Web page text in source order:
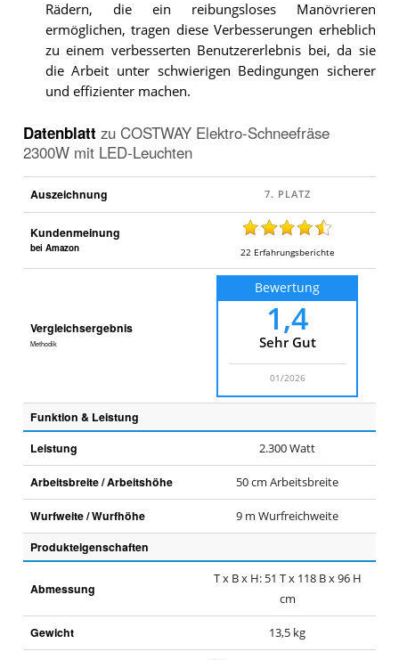
Rädern, die ein reibungsloses Manövrieren
ermöglichen, tragen diese Verbesserungen erheblich
zu einem verbesserten Benutzererlebnis bei, da sie
die Arbeit unter schwierigen Bedingungen sicherer
und effizienter machen.
Datenblatt zu COSTWAY Elektro-Schneefräse
2300W mit LED-Leuchten
Auszeichnung
Kundenmeinung
bei Amazon 22 Erfahrungsberichte
Vergleichsergebnis
Methodik
Bewertung
1,4
Sehr Gut
01/2026
Funktion & Leistung
Leistung
2.300 Watt
Arbeitsbreite / Arbeitshöhe 50 cm Arbeitsbreite
Wurfweite / Wurfhöhe 9 m Wurfreichweite
Produkteigenschaften
Abmessung
T x B x H: 51 T x 118 B x 96 H
cm
Gewicht 13,5 kg